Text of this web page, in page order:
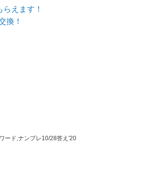
えます！
換！
ード,ナンプレ10/28答え'20